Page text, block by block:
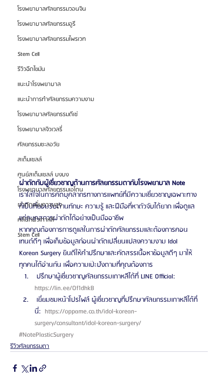
โรงพยาบาลศัลยกรรมวอนจิน
โรงพยาบาลศัลยกรรมอูรี
โรงพยาบาลศัลยกรรมไพรเวท
Stem Cell
รีวิวฉีดไขมัน
แนะนำโรงพยาบาล
แนะนำการทำศัลยกรรมความงาม
โรงพยาบาลศัลยกรรมดีเซ่
โรงพยาบาลจิวเวลรี่
ศัลยกรรมชะลอวัย
สเต็มเซลล์
ศูนย์สเต็มเซลล์ บงบง
โรงพยาบาลศัลยกรรมเอโตน
ผ่าตัดเพิ่มความสูง
คลินิกผิวเกาหลี
Stem Cell
ผ่าตัดกับผู้เชี่ยวชาญด้านการศัลยกรรมตากับโรงพยาบาล Note
เราใส่ใจในการคัดบุคลากรทางการแพทย์ที่มีความเชี่ยวชาญเฉพาะทาง
ที่เป็นที่ยอมรับด้านทักษะ ความรู้ และฝีมือที่หาตัวจับได้ยาก เพื่อดูแล
แต่ละเคสการผ่าตัดได้อย่างเป็นมืออาชีพ
หากคุณต้องการการดูแลในการผ่าตัดศัลยกรรมและต้องการคอน
เทนต์ดีๆ เพื่อเก็บข้อมูลก่อนผ่าตัดเปลี่ยนแปลงความงาม Idol
Korean Surgery ยินดีให้คำปรึกษาและคัดสรรเนื้อหาข้อมูลดีๆ มาให้
ทุกคนได้อ่านกัน เพื่อความเป๊ะปังตามที่คุณต้องการ
ปรึกษาผู้เชี่ยวชาญศัลยกรรมเกาหลีได้ที่ LINE Official:
https://lin.ee/Of1dhkB
นี่: https://oppame.co.th/idol-korean-
surgery/consultant/idol-korean-surgery/
#NotePlasticSurgery
รีวิวศัลยกรรมตา